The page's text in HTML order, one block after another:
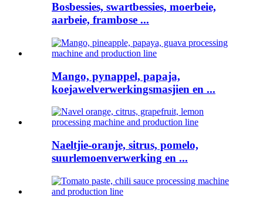
Bosbessies, swartbessies, moerbeie,
aarbeie, frambose ...
Mango, pynappel, papaja,
koejawelverwerkingsmasjien en ...
Naeltjie-oranje, sitrus, pomelo,
suurlemoenverwerking en ...